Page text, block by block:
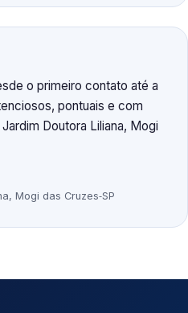
o primeiro contato até a
pontuais e com
Doutora Liliana, Mogi
Mogi das Cruzes‑SP